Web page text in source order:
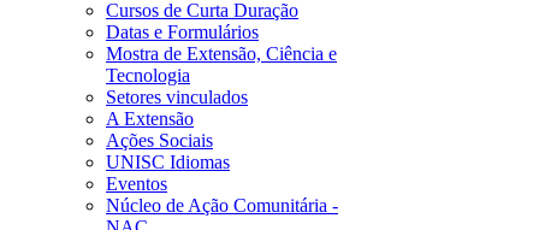
Cursos de Curta Duração
Datas e Formulários
Mostra de Extensão, Ciência e
Tecnologia
Setores vinculados
A Extensão
Ações Sociais
UNISC Idiomas
Eventos
Núcleo de Ação Comunitária -